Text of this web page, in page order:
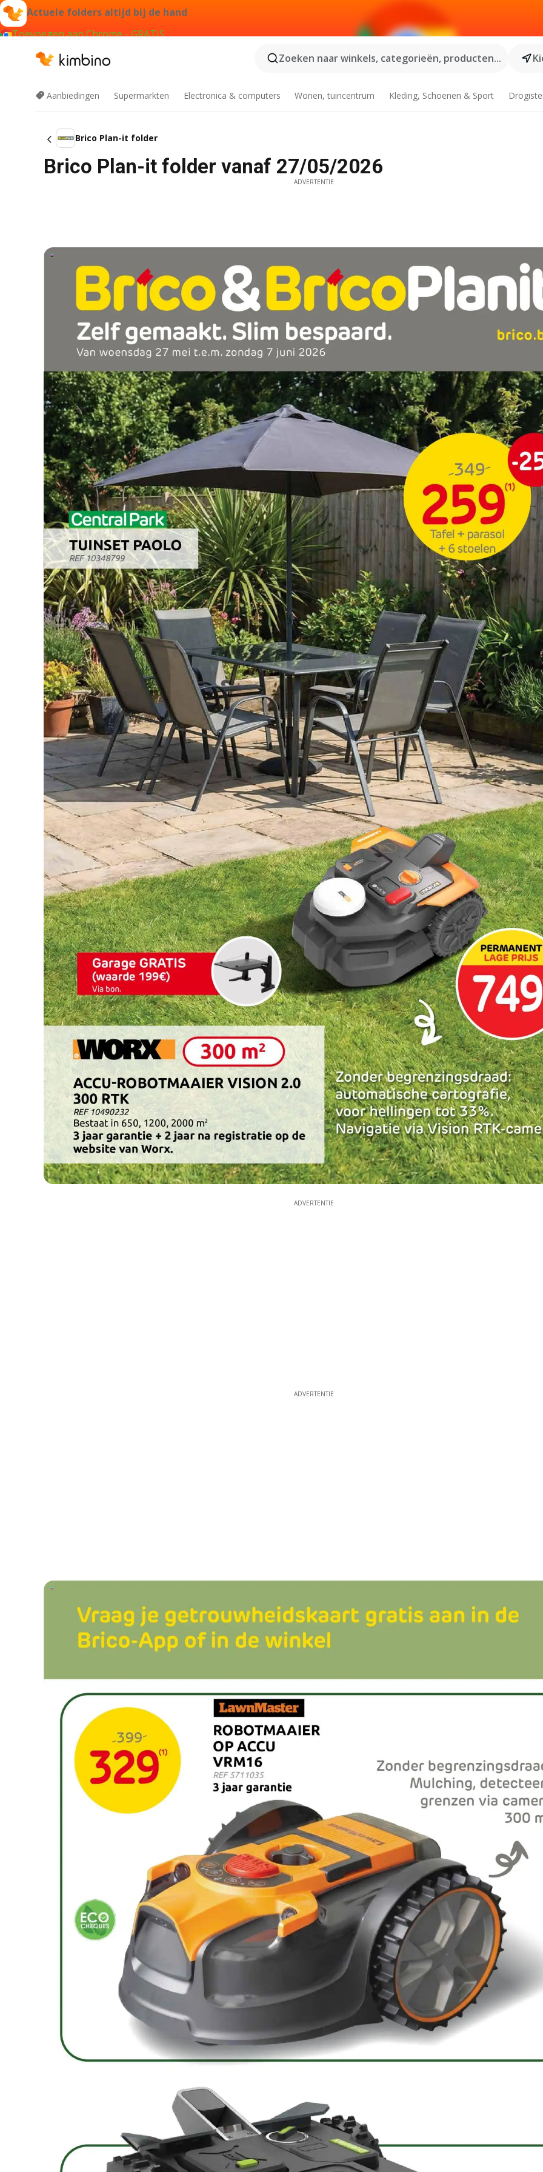
Actuele folders altijd bij de hand
Toevoegen aan Chrome - GRATIS
Zoeken naar winkels, categorieën, producten...
Aanbiedingen Supermarkten Electronica & computers Wonen, tuincentrum Kleding, Schoenen & Sport
Brico Plan-it folder
Brico Plan-it folder vanaf 27/05/2026
ADVERTENTIE
ADVERTENTIE
ADVERTENTIE